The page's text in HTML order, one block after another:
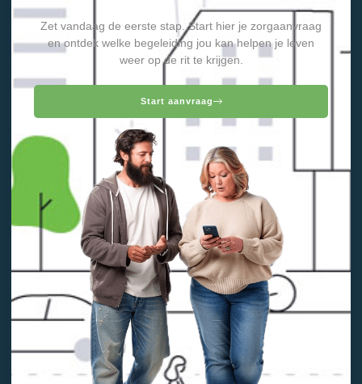
Zet vandaag de eerste stap. Start hier je zorgaanvraag
en ontdek welke begeleiding jou kan helpen je leven
weer op de rit te krijgen.
Start aanvraag